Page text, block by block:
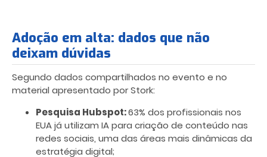
Adoção em alta: dados que não
deixam dúvidas
Segundo dados compartilhados no evento e no
material apresentado por Stork:
Pesquisa Hubspot:63% dos profissionais nos
EUA já utilizam IA para criação de conteúdo nas
redes sociais, uma das áreas mais dinâmicas da
estratégia digital;